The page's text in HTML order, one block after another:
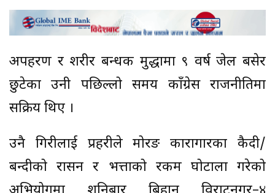
अपहरण र शरीर बन्धक मुद्धामा ९ वर्ष जेल बसेर
छुटेका उनी पछिल्लो समय काँग्रेस राजनीतिमा
सक्रिय थिए ।
उनै गिरीलाई प्रहरीले मोरङ कारागारका कैदी/
बन्दीको रासन र भत्ताको रकम घोटाला गरेको